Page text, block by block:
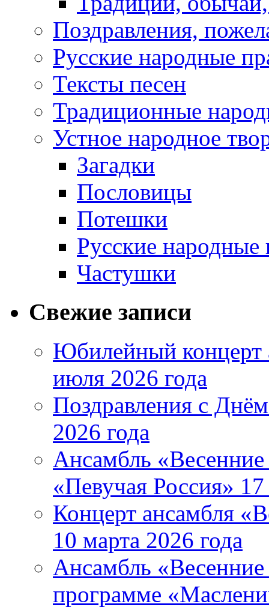
Поздравления,
Русские народные
Тексты песен
Традиционные
Устное народное
Загадки
Пословицы
Потешки
Русские народные
Частушки
Свежие записи
Юбилейный концерт
июля 2026 года
Поздравления с
2026 года
Ансамбль «Весенние
«Певучая Россия»
Концерт ансамбля
10 марта 2026 года
Ансамбль «Весенние
программе